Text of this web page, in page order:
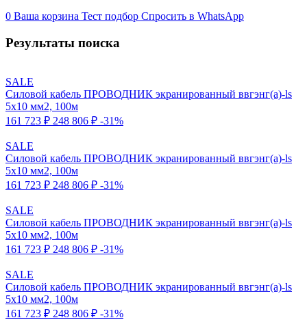
0 Ваша корзина Тест подбор Спросить в WhatsApp
Результаты поиска
SALE
Силовой кабель ПРОВОДНИК экранированный ввгэнг(a)-ls
5x10 мм2, 100м
161 723 ₽ 248 806 ₽ -31%
SALE
Силовой кабель ПРОВОДНИК экранированный ввгэнг(a)-ls
5x10 мм2, 100м
161 723 ₽ 248 806 ₽ -31%
SALE
Силовой кабель ПРОВОДНИК экранированный ввгэнг(a)-ls
5x10 мм2, 100м
161 723 ₽ 248 806 ₽ -31%
SALE
Силовой кабель ПРОВОДНИК экранированный ввгэнг(a)-ls
5x10 мм2, 100м
161 723 ₽ 248 806 ₽ -31%